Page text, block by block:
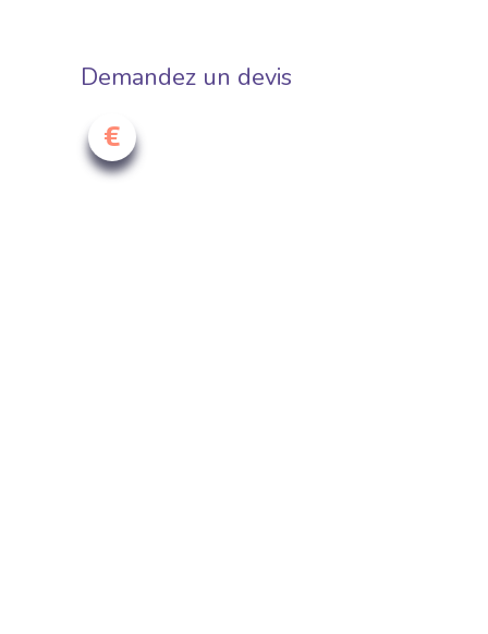
Demandez un devis